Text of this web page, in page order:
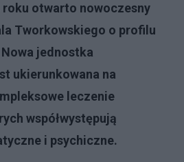
roku otwarto nowoczesny
Tworkowskiego o profilu
jednostka
ukierunkowana na
leczenie
współwystępują
i psychiczne.